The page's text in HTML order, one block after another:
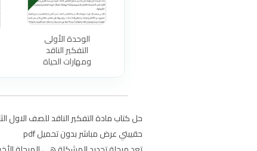
الوحدة الأولى
التفكير الناقد
ومهارات الحياة
حقيبتي عرض مباشر بدون تحميل pdf